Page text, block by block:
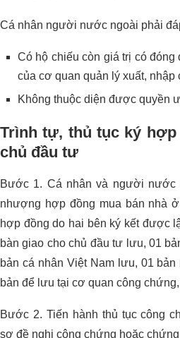
Cá nhân người nước ngoài phải
Có hộ chiếu còn giá trị có
của cơ quan quản lý xuất, nhập
Không thuộc diện được quyền
Trình tự, thủ tục ký
chủ đầu tư
Bước 1. Cá nhân và người nước
nhượng hợp đồng mua bán nhà
hợp đồng do hai bên ký kết được
bàn giao cho chủ đầu tư lưu, 01
bản cá nhân Việt Nam lưu, 01
bản để lưu tại cơ quan công
Bước 2. Tiến hành thủ tục công
sơ đề nghị công chứng hoặc